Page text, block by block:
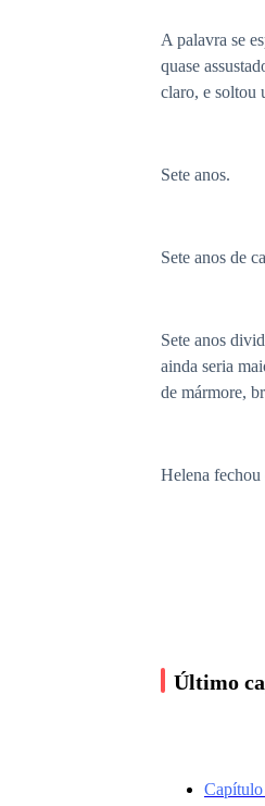
A palavra se
quase
claro, e soltou
Sete anos.
Sete anos de
Sete anos
ainda seria
de mármore,
Helena fechou
Último